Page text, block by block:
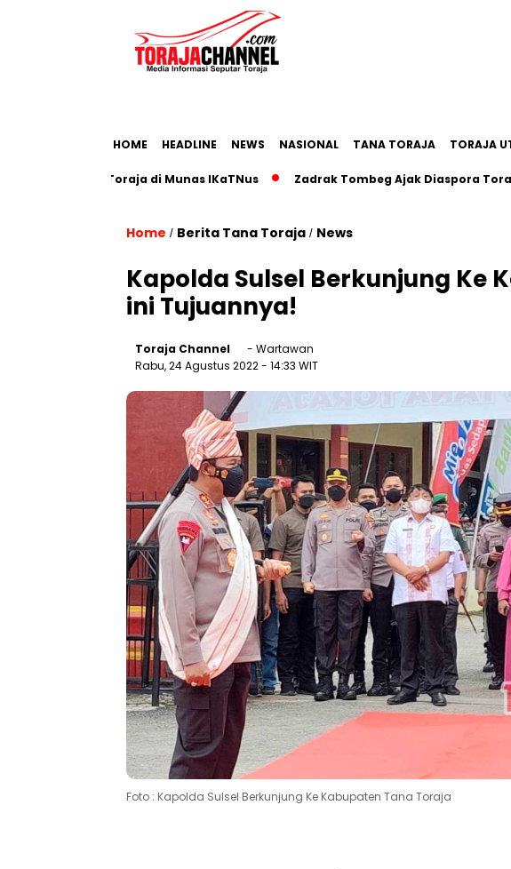
HOME HEADLINE NEWS NASIONAL TANA TORAJA TORAJA
Toraja di Munas IKaTNus Zadrak Tombeg Ajak Diaspora Toraja
Home / Berita Tana Toraja / News
Kapolda Sulsel Berkunjung Ke
ini Tujuannya!
Toraja Channel
- Wartawan
Rabu, 24 Agustus 2022- 14:33 WIT
Foto : Kapolda Sulsel Berkunjung Ke Kabupaten Tana Toraja